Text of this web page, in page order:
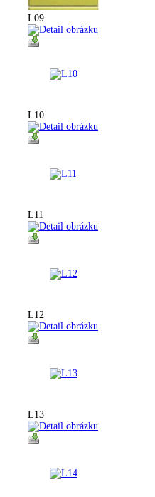
L09
L10
L11
L12
L13